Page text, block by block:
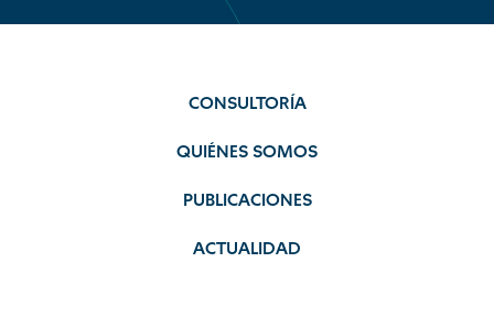
CONSULTORÍA
QUIÉNES SOMOS
PUBLICACIONES
ACTUALIDAD